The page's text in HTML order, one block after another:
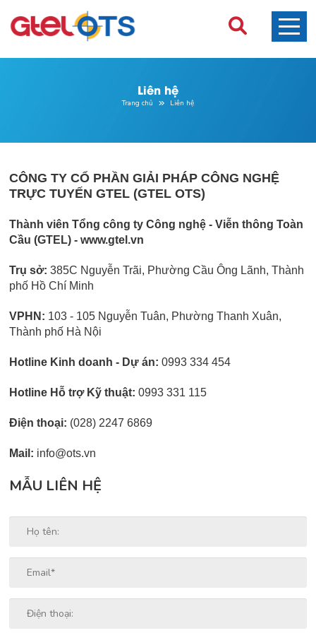
Liên hệ
Trang chủ Liên hệ
CÔNG TY CỔ PHẦN GIẢI PHÁP CÔNG NGHỆ
TRỰC TUYẾN GTEL (GTEL OTS)
Thành viên Tổng công ty Công nghệ - Viễn thông Toàn
Cầu (GTEL) - www.gtel.vn
Trụ sở:385C Nguyễn Trãi, Phường Cầu Ông Lãnh, Thành
phố Hồ Chí Minh
VPHN: 103 - 105 Nguyễn Tuân, Phường Thanh Xuân,
Thành phố Hà Nội
Hotline Kinh doanh - Dự án: 0993 334 454
Hotline Hỗ trợ Kỹ thuật: 0993 331 115
Điện thoại: (028) 2247 6869
Mail: info@ots.vn
MẪU LIÊN HỆ